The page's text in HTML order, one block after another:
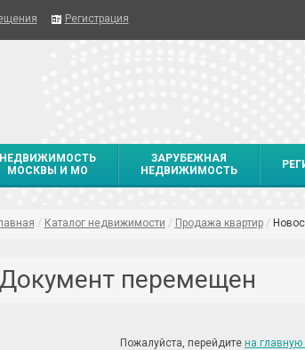
Регистрация
НЕДВИЖИМОСТЬ
МОСКВЫ И МО
ЗАРУБЕЖНАЯ
НЕДВИЖИМОСТЬ
/ Каталог недвижимости / Продажа квартир /
Документ перемещен
Пожалуйста, перейдите на главную